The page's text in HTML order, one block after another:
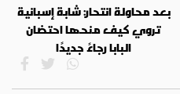
بعد محاولة انتحار: شابة إسبانية
تروي كيف منحها احتضان
البابا رجاءً جديدًا